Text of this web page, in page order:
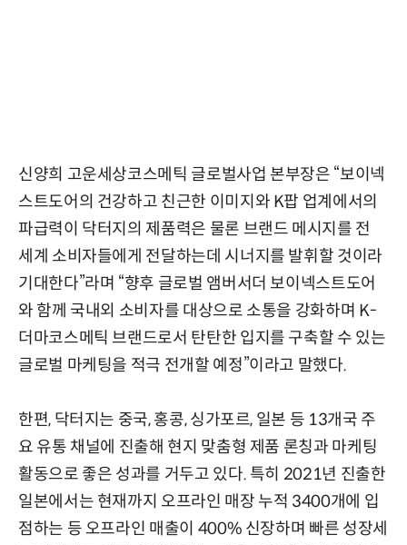
신양희 고운세상코스메틱 글로벌사업 본부장은 “보이넥
스트도어의 건강하고 친근한 이미지와 K팝 업계에서의
파급력이 닥터지의 제품력은 물론 브랜드 메시지를 전
세계 소비자들에게 전달하는데 시너지를 발휘할 것이라
기대한다”라며 “향후 글로벌 앰버서더 보이넥스트도어
와 함께 국내외 소비자를 대상으로 소통을 강화하며 K-
더마코스메틱 브랜드로서 탄탄한 입지를 구축할 수 있는
글로벌 마케팅을 적극 전개할 예정”이라고 말했다.
한편, 닥터지는 중국, 홍콩, 싱가포르, 일본 등 13개국 주
요 유통 채널에 진출해 현지 맞춤형 제품 론칭과 마케팅
활동으로 좋은 성과를 거두고 있다. 특히 2021년 진출한
일본에서는 현재까지 오프라인 매장 누적 3400개에 입
점하는 등 오프라인 매출이 400% 신장하며 빠른 성장세